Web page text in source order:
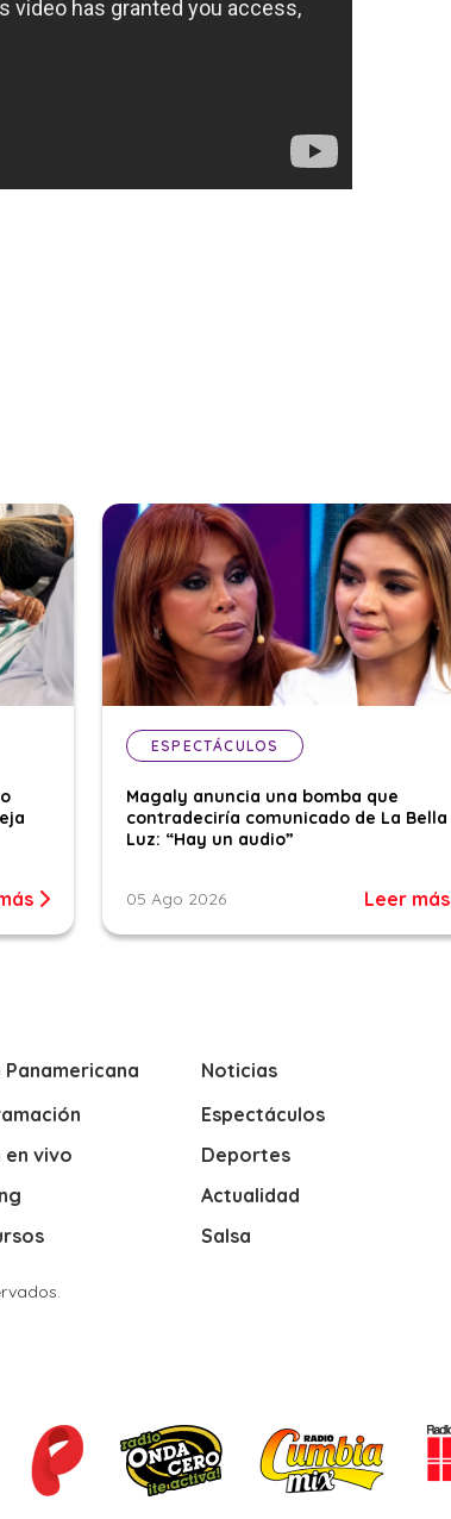
ESPECTÁCULOS
Magaly anuncia una bomba que
contradeciría comunicado de La Bella
Luz: “Hay un audio”
05 Ago 2026 Leer más
Panamericana
en vivo
Noticias
Espectáculos
Deportes
Actualidad
Salsa